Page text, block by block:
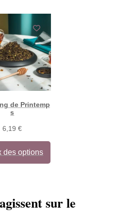
de Printemp
s
6,19€
des options
sur le